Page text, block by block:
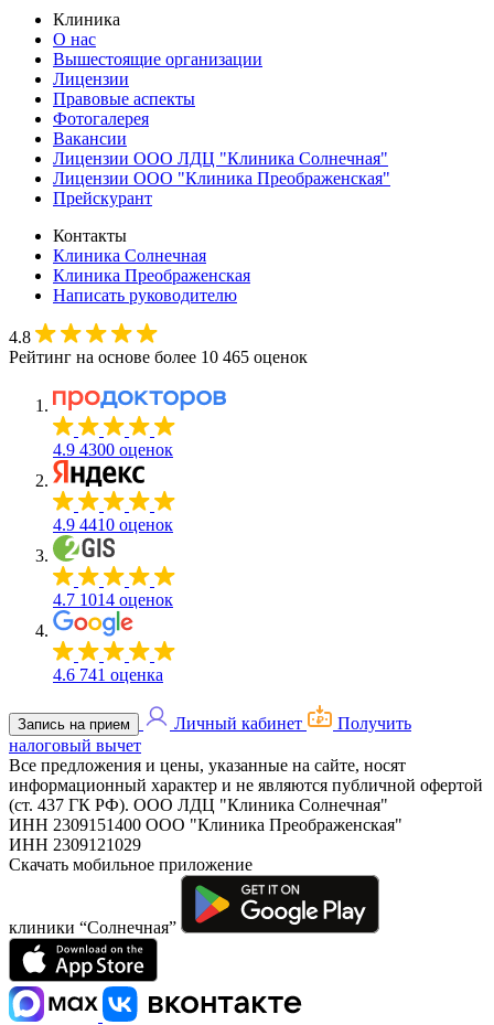
Клиника
О нас
Вышестоящие организации
Лицензии
Правовые аспекты
Фотогалерея
Вакансии
Лицензии ООО ЛДЦ "Клиника Солнечная"
Лицензии ООО "Клиника Преображенская"
Прейскурант
Контакты
Клиника Солнечная
Клиника Преображенская
Написать руководителю
4.8
Рейтинг на основе более 10 465 оценок
4.9 4300 оценок
4.9 4410 оценок
4.7 1014 оценок
4.6 741 оценка
Запись на прием Личный кабинет
Получить
налоговый вычет
Все предложения и цены, указанные на сайте, носят
информационный характер и не являются публичной офертой
(ст. 437 ГК РФ). ООО ЛДЦ "Клиника Солнечная"
ИНН 2309151400 ООО "Клиника Преображенская"
ИНН 2309121029
Скачать мобильное приложение
клиники “Солнечная”